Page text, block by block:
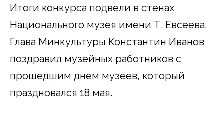
Итоги конкурса подвели в стенах
Национального музея имени Т. Евсеева.
Глава Минкультуры Константин Иванов
поздравил музейных работников с
прошедшим днем музеев, который
праздновался 18 мая.